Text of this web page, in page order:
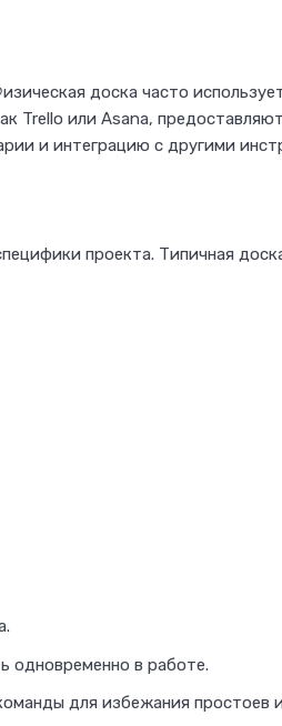
доска часто
Trello или Asana, предоставляют
и интеграцию с другими
проекта. Типичная
одновременно в работе.
для избежания простоев